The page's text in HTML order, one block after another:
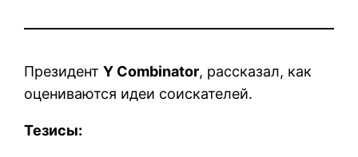
ПрезидентY Combinator, рассказал, как
оцениваются идеи соискателей.
Тезисы: